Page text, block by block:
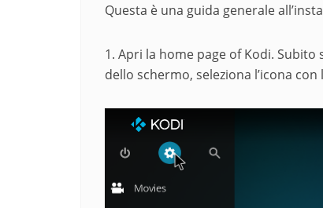
Questa è una guida generale
1. Apri la home page of Kodi.
dello schermo, seleziona l’icona